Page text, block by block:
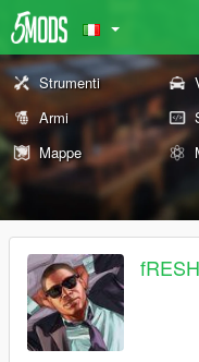
Strumenti
Armi
Mappe